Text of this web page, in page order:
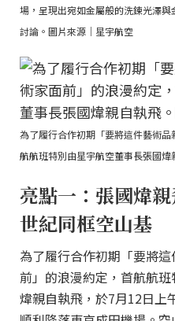
場，呈現出宛如金屬般的洗鍊光澤
討論。圖片來源｜星宇航空
為了履行合作初期「要將這件藝術
航航班特別由星宇航空董事長張國
亮點一：張國煒
世紀同框空山基
為了履行合作初期「要將
前」的浪漫約定，首航航
煒親自執飛，於7月12日上